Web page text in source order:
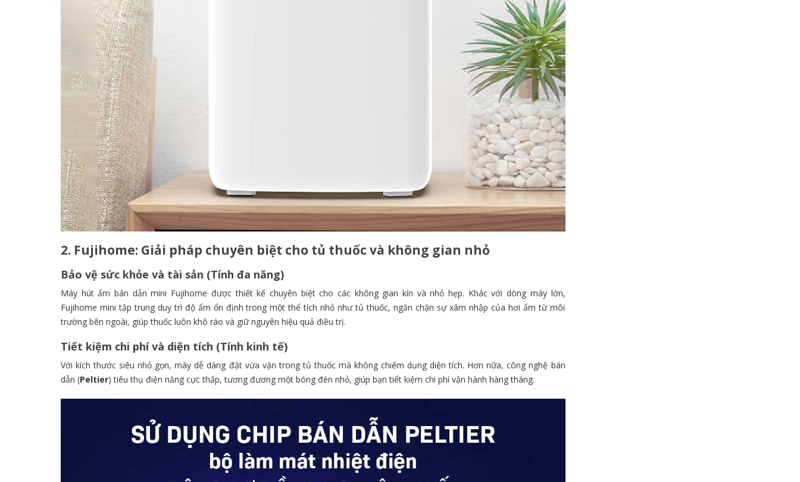
2. Fujihome: Giải pháp chuyên biệt cho tủ thuốc và không gian nhỏ
Bảo vệ sức khỏe và tài sản (Tính đa năng)
Máy hút ẩm bán dẫn mini Fujihome được thiết kế chuyên biệt cho các không gian kín và nhỏ hẹp. Khác với dòng máy lớn,
Fujihome mini tập trung duy trì độ ẩm ổn định trong một thể tích nhỏ như tủ thuốc, ngăn chặn sự xâm nhập của hơi ẩm từ môi
trường bên ngoài, giúp thuốc luôn khô ráo và giữ nguyên hiệu quả điều trị.
Tiết kiệm chi phí và diện tích (Tính kinh tế)
Với kích thước siêu nhỏ gọn, máy dễ dàng đặt vừa vặn trong tủ thuốc mà không chiếm dụng diện tích. Hơn nữa, công nghệ bán
dẫn (Peltier) tiêu thụ điện năng cực thấp, tương đương một bóng đèn nhỏ, giúp bạn tiết kiệm chi phí vận hành hàng tháng.